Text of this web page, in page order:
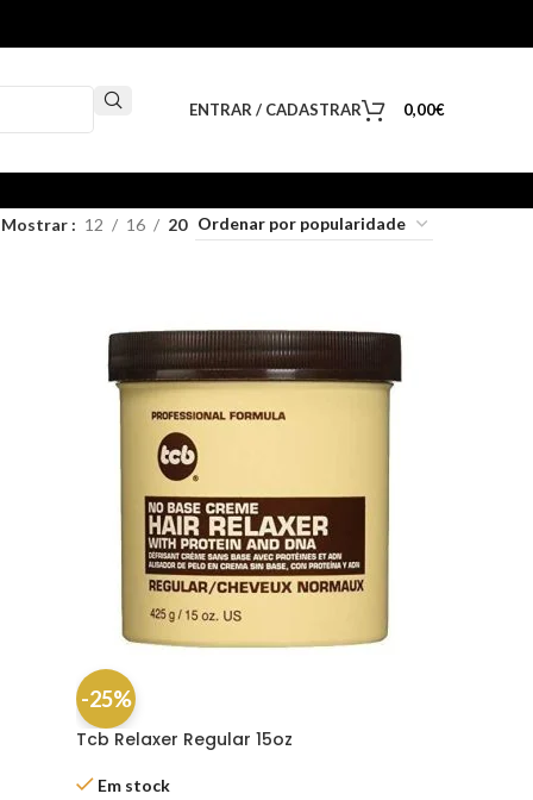
ENTRAR / CADASTRAR 0,00€
Mostrar 12 16 20
-25%
Tcb Relaxer Regular 15oz
Em stock